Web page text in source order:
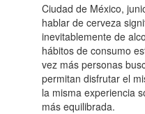
Ciudad de México,
hablar de cerveza
inevitablemente de
hábitos de consumo
vez más personas
permitan disfrutar el
la misma experiencia
más equilibrada.